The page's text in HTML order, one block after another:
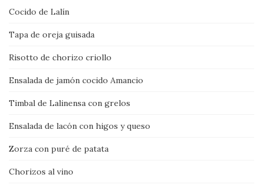
Cocido de Lalín
Tapa de oreja guisada
Risotto de chorizo criollo
Ensalada de jamón cocido Amancio
Timbal de Lalinensa con grelos
Ensalada de lacón con higos y queso
Zorza con puré de patata
Chorizos al vino